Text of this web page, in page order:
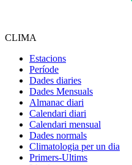
CLIMA
Estacions
Període
Dades diaries
Dades Mensuals
Almanac diari
Calendari diari
Calendari mensual
Dades normals
Climatologia per un dia
Primers-Ultims